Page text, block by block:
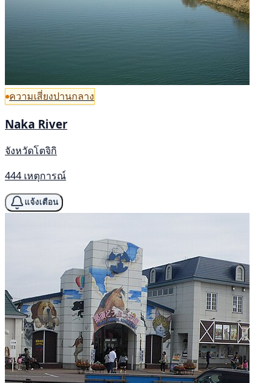
ความเสี่ยงปานกลาง
Naka River
จังหวัดโตจิกิ
444 เหตุการณ์
แจ้งเตือน